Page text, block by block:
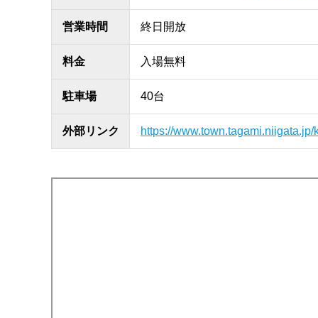
営業時間 終日開放
料金 入場無料
駐車場 40台
外部リンク https://www.town.tagami.niigata.jp/